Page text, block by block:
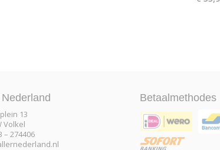
13
Volkel
– 274406
Betaalmethodes